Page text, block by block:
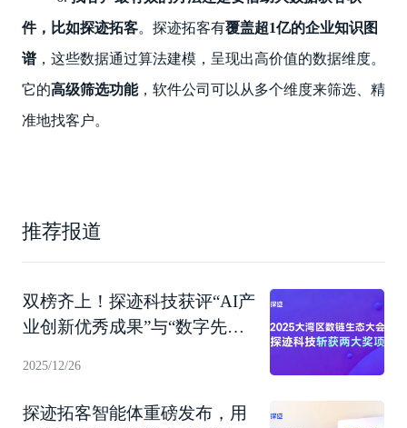
件，比如探迹拓客。探迹拓客有覆盖超1亿的企业知识图
谱，这些数据通过算法建模，呈现出高价值的数据维度。
它的高级筛选功能，软件公司可以从多个维度来筛选、精
准地找客户。
推荐报道
双榜齐上！探迹科技获评“AI产
业创新优秀成果”与“数字先锋
2025/12/26
探迹拓客智能体重磅发布，用